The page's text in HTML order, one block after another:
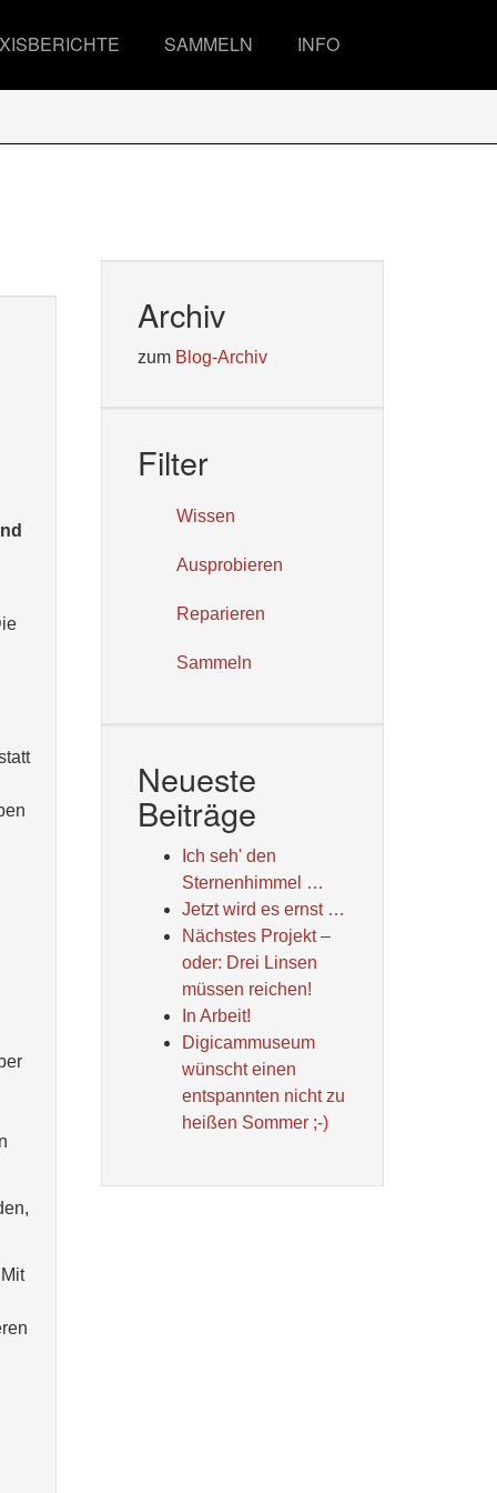
SAMMELN INFO
Archiv
zum Blog-Archiv
Filter
Wissen
Ausprobieren
Reparieren
Sammeln
Neueste
Beiträge
Ich seh' den
Sternenhimmel …
Jetzt wird es ernst …
Nächstes Projekt –
oder: Drei Linsen
müssen reichen!
In Arbeit!
Digicammuseum
wünscht einen
entspannten nicht zu
heißen Sommer ;-)